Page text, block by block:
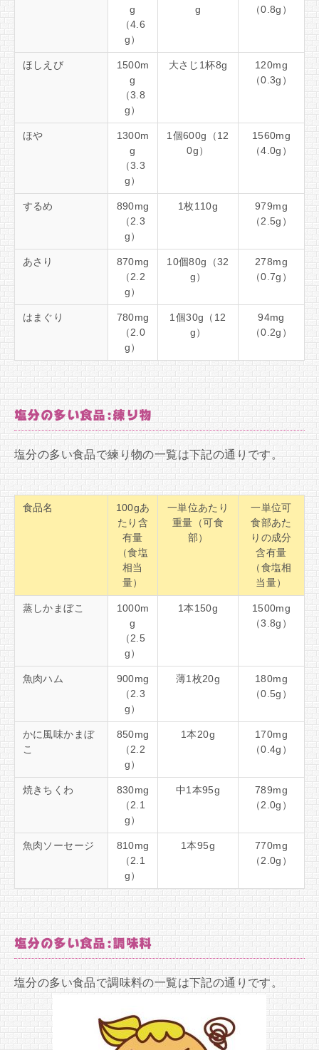
g
（4.6
g）
g （0.8g）
ほしえび
1500m
g
（3.8
g）
大さじ1杯8g
120mg
（0.3g）
ほや
1300m
g
（3.3
g）
1個600g（12
0g）
1560mg
（4.0g）
するめ
890mg
（2.3
g）
1枚110g
979mg
（2.5g）
あさり
870mg
（2.2
g）
10個80g（32
g）
278mg
（0.7g）
はまぐり
780mg
（2.0
g）
1個30g（12
g）
94mg
（0.2g）
塩分の多い食品:練り物
塩分の多い食品で練り物の一覧は下記の通りです。
食品名
100gあ
たり含
有量
（食塩
相当
量）
一単位あたり
重量（可食
部）
一単位可
食部あた
りの成分
含有量
（食塩相
当量）
蒸しかまぼこ
1000m
g
（2.5
g）
1本150g
1500mg
（3.8g）
魚肉ハム
900mg
（2.3
g）
薄1枚20g
180mg
（0.5g）
かに風味かまぼ
こ
850mg
（2.2
g）
1本20g
170mg
（0.4g）
焼きちくわ
830mg
（2.1
g）
中1本95g
789mg
（2.0g）
魚肉ソーセージ
810mg
（2.1
g）
1本95g
770mg
（2.0g）
塩分の多い食品:調味料
塩分の多い食品で調味料の一覧は下記の通りです。